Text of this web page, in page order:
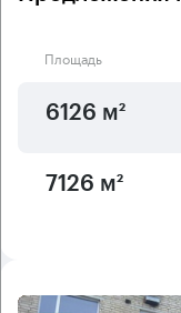
Площадь
6126 м²
7126 м²